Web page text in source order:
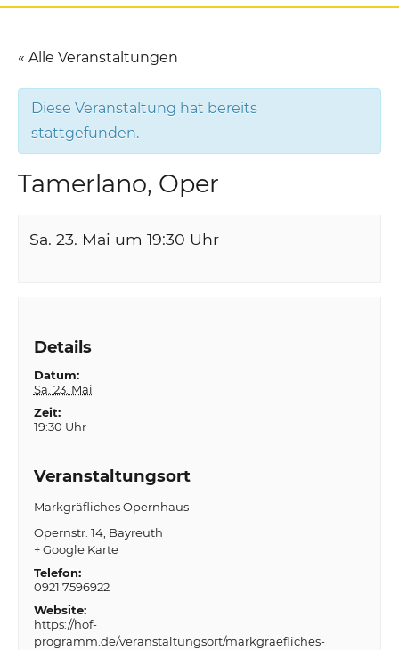
« Alle Veranstaltungen
Diese Veranstaltung hat bereits
stattgefunden.
Tamerlano, Oper
Sa. 23. Mai um 19:30 Uhr
Details
Datum:
Sa. 23. Mai
Zeit:
19:30 Uhr
Veranstaltungsort
Markgräfliches Opernhaus
Opernstr. 14 Bayreuth
+ Google Karte
Telefon:
0921 7596922
Website:
https://hof-
programm.de/veranstaltungsort/markgraefliches-